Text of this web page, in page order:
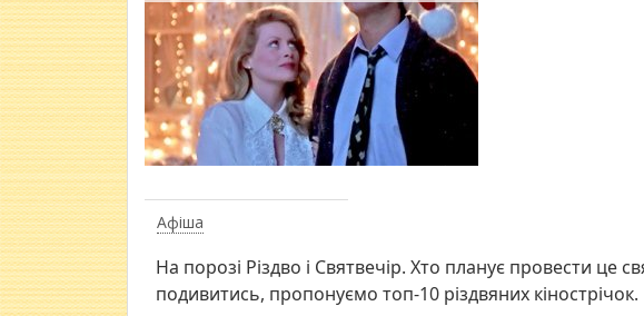
Афіша
На порозі Різдво і Святвечір. Хто планує провести це
подивитись, пропонуємо топ-10 різдвяних кінострічок.